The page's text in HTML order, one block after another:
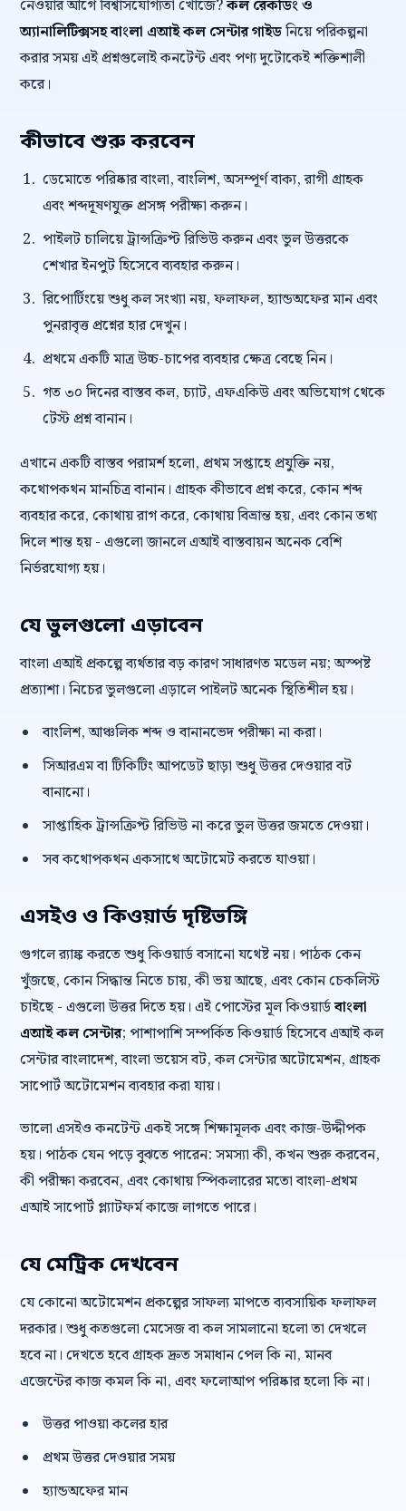
নেওয়ার আগে বিশ্বাসযোগ্যতা খোঁজে?কল রেকর্ডিং ও
অ্যানালিটিক্সসহ বাংলা এআই কল সেন্টার গাইডনিয়ে পরিকল্পনা
করার সময় এই প্রশ্নগুলোই কনটেন্ট এবং পণ্য দুটোকেই শক্তিশালী
করে।
কীভাবে শুরু করবেন
ডেমোতে পরিষ্কার বাংলা, বাংলিশ, অসম্পূর্ণ বাক্য, রাগী গ্রাহক
এবং শব্দদূষণযুক্ত প্রসঙ্গ পরীক্ষা করুন।
পাইলট চালিয়ে ট্রান্সক্রিপ্ট রিভিউ করুন এবং ভুল উত্তরকে
শেখার ইনপুট হিসেবে ব্যবহার করুন।
রিপোর্টিংয়ে শুধু কল সংখ্যা নয়, ফলাফল, হ্যান্ডঅফের মান এবং
পুনরাবৃত্ত প্রশ্নের হার দেখুন।
প্রথমে একটি মাত্র উচ্চ-চাপের ব্যবহার ক্ষেত্র বেছে নিন।
গত ৩০ দিনের বাস্তব কল, চ্যাট, এফএকিউ এবং অভিযোগ থেকে
টেস্ট প্রশ্ন বানান।
এখানে একটি বাস্তব পরামর্শ হলো, প্রথম সপ্তাহে প্রযুক্তি নয়,
কথোপকথন মানচিত্র বানান। গ্রাহক কীভাবে প্রশ্ন করে, কোন শব্দ
ব্যবহার করে, কোথায় রাগ করে, কোথায় বিভ্রান্ত হয়, এবং কোন তথ্য
দিলে শান্ত হয় - এগুলো জানলে এআই বাস্তবায়ন অনেক বেশি
নির্ভরযোগ্য হয়।
যে ভুলগুলো এড়াবেন
বাংলা এআই প্রকল্পে ব্যর্থতার বড় কারণ সাধারণত মডেল নয়; অস্পষ্ট
প্রত্যাশা। নিচের ভুলগুলো এড়ালে পাইলট অনেক স্থিতিশীল হয়।
বাংলিশ, আঞ্চলিক শব্দ ও বানানভেদ পরীক্ষা না করা।
সিআরএম বা টিকিটিং আপডেট ছাড়া শুধু উত্তর দেওয়ার বট
বানানো।
সাপ্তাহিক ট্রান্সক্রিপ্ট রিভিউ না করে ভুল উত্তর জমতে দেওয়া।
সব কথোপকথন একসাথে অটোমেট করতে যাওয়া।
এসইও ও কিওয়ার্ড দৃষ্টিভঙ্গি
গুগলে র‍্যাঙ্ক করতে শুধু কিওয়ার্ড বসানো যথেষ্ট নয়। পাঠক কেন
খুঁজছে, কোন সিদ্ধান্ত নিতে চায়, কী ভয় আছে, এবং কোন চেকলিস্ট
চাইছে - এগুলো উত্তর দিতে হয়। এই পোস্টের মূল কিওয়ার্ডবাংলা
এআই কল সেন্টার; পাশাপাশি সম্পর্কিত কিওয়ার্ড হিসেবে এআই কল
সেন্টার বাংলাদেশ, বাংলা ভয়েস বট, কল সেন্টার অটোমেশন, গ্রাহক
সাপোর্ট অটোমেশন ব্যবহার করা যায়।
ভালো এসইও কনটেন্ট একই সঙ্গে শিক্ষামূলক এবং কাজ-উদ্দীপক
হয়। পাঠক যেন পড়ে বুঝতে পারেন: সমস্যা কী, কখন শুরু করবেন,
কী পরীক্ষা করবেন, এবং কোথায় স্পিকলারের মতো বাংলা-প্রথম
এআই সাপোর্ট প্ল্যাটফর্ম কাজে লাগতে পারে।
যে মেট্রিক দেখবেন
যে কোনো অটোমেশন প্রকল্পের সাফল্য মাপতে ব্যবসায়িক ফলাফল
দরকার। শুধু কতগুলো মেসেজ বা কল সামলানো হলো তা দেখলে
হবে না। দেখতে হবে গ্রাহক দ্রুত সমাধান পেল কি না, মানব
এজেন্টের কাজ কমল কি না, এবং ফলোআপ পরিষ্কার হলো কি না।
উত্তর পাওয়া কলের হার
প্রথম উত্তর দেওয়ার সময়
হ্যান্ডঅফের মান